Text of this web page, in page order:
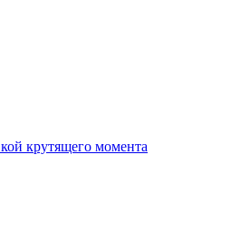
крутящего момента